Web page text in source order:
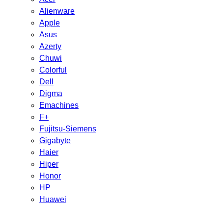
Alienware
Apple
Asus
Azerty
Chuwi
Colorful
Dell
Digma
Emachines
F+
Fujitsu-Siemens
Gigabyte
Haier
Hiper
Honor
HP
Huawei